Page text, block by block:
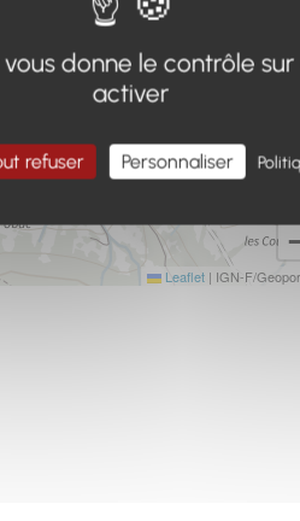
Leaflet | IGN-F/
donne le contrôle
activer
refuser Personnaliser